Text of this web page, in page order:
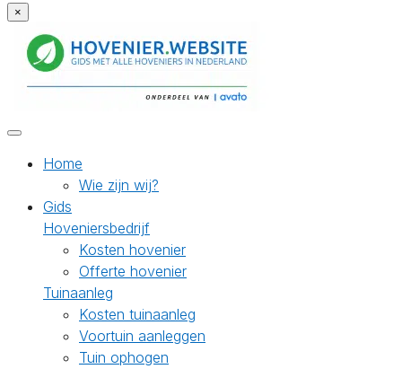
×
Home
Wie zijn wij?
Gids
Hoveniersbedrijf
Kosten hovenier
Offerte hovenier
Tuinaanleg
Kosten tuinaanleg
Voortuin aanleggen
Tuin ophogen